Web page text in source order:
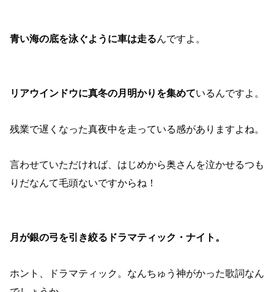
青い海の底を泳ぐように車は走るんですよ。
リアウインドウに真冬の月明かりを集めているんですよ。
残業で遅くなった真夜中を走っている感がありますよね。
言わせていただければ、はじめから奥さんを泣かせるつも
りだなんて毛頭ないですからね！
月が銀の弓を引き絞るドラマティック・ナイト。
ホント、ドラマティック。なんちゅう神がかった歌詞なん